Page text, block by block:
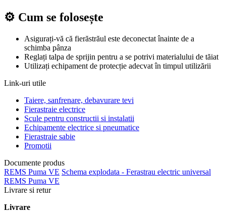
⚙️ Cum se folosește
Asigurați-vă că fierăstrăul este deconectat înainte de a
schimba pânza
Reglați talpa de sprijin pentru a se potrivi materialului de tăiat
Utilizați echipament de protecție adecvat în timpul utilizării
Link-uri utile
Taiere, sanfrenare, debavurare tevi
Fierastraie electrice
Scule pentru constructii si instalatii
Echipamente electrice si pneumatice
Fierastraie sabie
Promotii
Documente produs
REMS Puma VE Schema explodata - Ferastrau electric universal
REMS Puma VE
Livrare si retur
Livrare